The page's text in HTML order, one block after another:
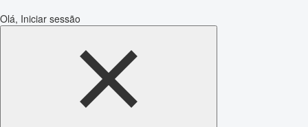
Olá, Iniciar sessão